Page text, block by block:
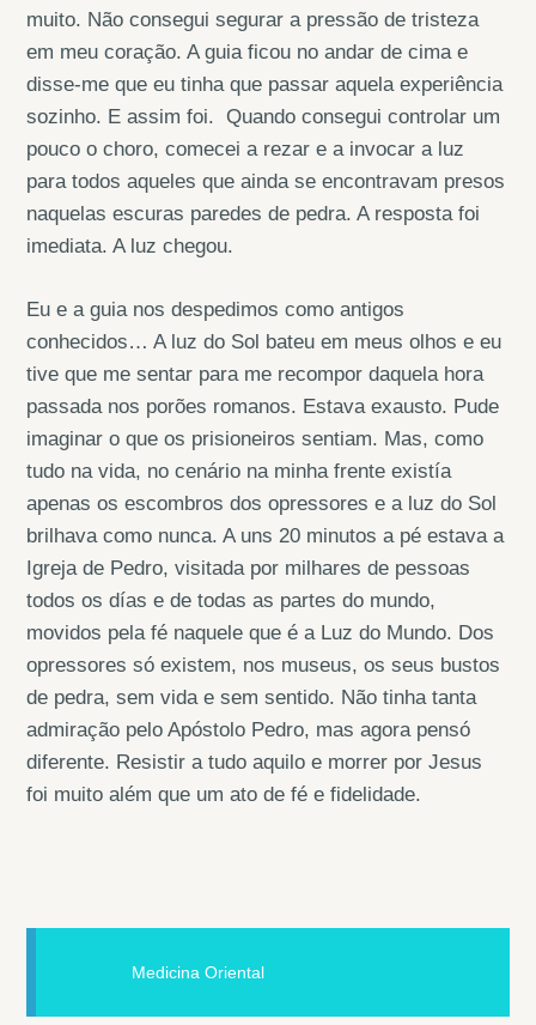
muito. Não consegui segurar a pressão de tristeza
em meu coração. A guia ficou no andar de cima e
disse-me que eu tinha que passar aquela experiência
sozinho. E assim foi. Quando consegui controlar um
pouco o choro, comecei a rezar e a invocar a luz
para todos aqueles que ainda se encontravam presos
naquelas escuras paredes de pedra. A resposta foi
imediata. A luz chegou.
Eu e a guia nos despedimos como antigos
conhecidos… A luz do Sol bateu em meus olhos e eu
tive que me sentar para me recompor daquela hora
passada nos porões romanos. Estava exausto. Pude
imaginar o que os prisioneiros sentiam. Mas, como
tudo na vida, no cenário na minha frente existía
apenas os escombros dos opressores e a luz do Sol
brilhava como nunca. A uns 20 minutos a pé estava a
Igreja de Pedro, visitada por milhares de pessoas
todos os días e de todas as partes do mundo,
movidos pela fé naquele que é a Luz do Mundo. Dos
opressores só existem, nos museus, os seus bustos
de pedra, sem vida e sem sentido. Não tinha tanta
admiração pelo Apóstolo Pedro, mas agora pensó
diferente. Resistir a tudo aquilo e morrer por Jesus
foi muito além que um ato de fé e fidelidade.
Medicina Oriental